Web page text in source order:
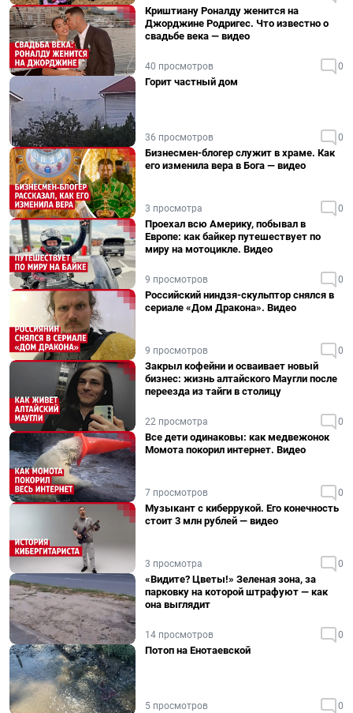
Криштиану Роналду женится на
Джорджине Родригес. Что известно о
свадьбе века — видео
40 просмотров 0
Горит частный дом
36 просмотров 0
Бизнесмен-блогер служит в храме. Как
его изменила вера в Бога — видео
3 просмотра 0
Проехал всю Америку, побывал в
Европе: как байкер путешествует по
миру на мотоцикле. Видео
9 просмотров 0
Российский ниндзя-скульптор снялся в
сериале «Дом Дракона». Видео
9 просмотров 0
Закрыл кофейни и осваивает новый
бизнес: жизнь алтайского Маугли после
переезда из тайги в столицу
22 просмотра 0
Все дети одинаковы: как медвежонок
Момота покорил интернет. Видео
7 просмотров 0
Музыкант с киберрукой. Его конечность
стоит 3 млн рублей — видео
3 просмотра 0
«Видите? Цветы!» Зеленая зона, за
парковку на которой штрафуют — как
она выглядит
14 просмотров 0
Потоп на Енотаевской
5 просмотров 0